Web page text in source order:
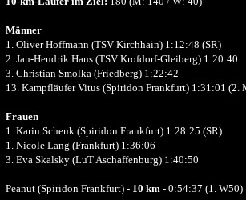
Männer
1. Oliver Hoffmann (TSV Kirchhain) 1:12:48 (SR)
2. Jan-Hendrik Hans (TSV Krofdorf-Gleiberg) 1:20:40
3. Christian Smolka (Friedberg) 1:22:42
13. Kampfläufer Vitus (Spiridon Frankfurt) 1:31:01 (2.
Frauen
1. Karin Schenk (Spiridon Frankfurt) 1:28:25 (SR)
1. Nicole Lang (Frankfurt) 1:36:06
3. Eva Skalsky (LuT Aschaffenburg) 1:40:50
Peanut (Spiridon Frankfurt) - 10 km - 0:54:37 (1. W50)